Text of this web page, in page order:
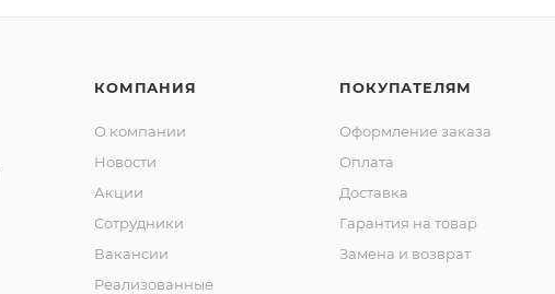
КОМПАНИЯ
О компании
Новости
Акции
Сотрудники
Вакансии
Реализованные
ПОКУПАТЕЛЯМ
Оформление заказа
Оплата
Доставка
Гарантия на товар
Замена и возврат